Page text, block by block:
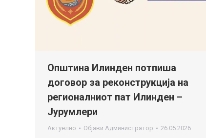
Општина Илинден потпиша
договор за реконструкција на
регионалниот пат Илинден –
Јурумлери
Актуелно Објави Администратор 26.05.2026